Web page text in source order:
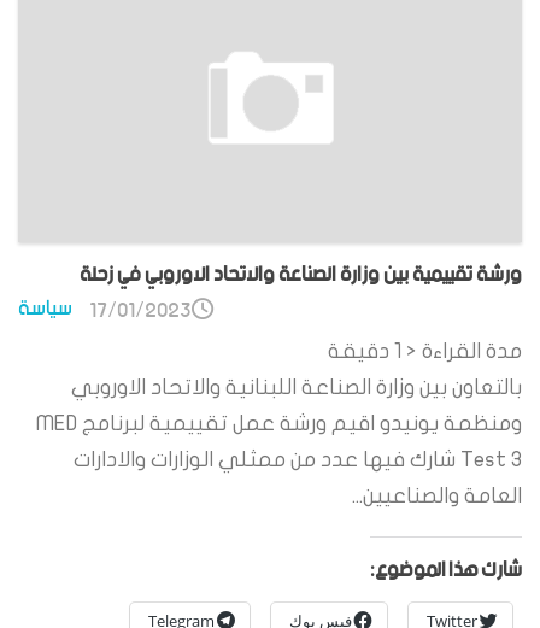
ورشة تقييمية بين وزارة الصناعة والاتحاد الاوروبي في زحلة
سياسة 17/01/2023
مدة القراءة < 1
دقيقة
بالتعاون بين وزارة الصناعة اللبنانية والاتحاد الاوروبي
ومنظمة يونيدو اقيم ورشة عمل تقييمية لبرنامج MED
Test 3 شارك فيها عدد من ممثلي الوزارات والادارات
العامة والصناعيين...
شارك هذا الموضوع:
Twitter فيس بوك Telegram